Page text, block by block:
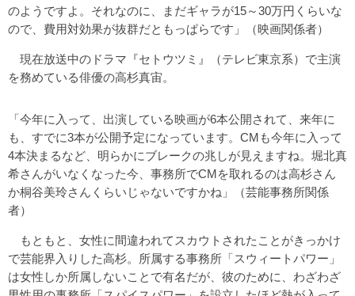
のようですよ。それなのに、まだギャラが15～30万円くらいな
ので、費用対効果が抜群だともっぱらです」（映画関係者）
現在放送中のドラマ『セトウツミ』（テレビ東京系）で主演
を務めている俳優の高杉真宙。
「今年に入って、出演している映画が6本公開されて、来年に
も、すでに3本が公開予定になっています。CMも今年に入って
4本決まるなど、明らかにブレークの兆しが見えますね。堀北真
希さんがいなくなった今、事務所でCMを取れるのは高杉さん
か桐谷美玲さんくらいじゃないですかね」（芸能事務所関係
者）
もともと、女性に間違われてスカウトされたことがきっかけ
で芸能界入りした高杉。所属する事務所「スウィートパワー」
は女性しか所属しないことで有名だが、彼のために、わざわざ